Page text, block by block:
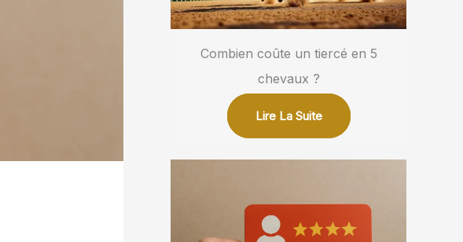
Combien coûte un tiercé en 5
chevaux ?
Lire La Suite